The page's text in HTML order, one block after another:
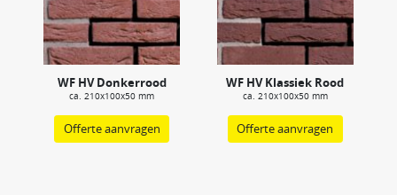
WF HV Donkerrood
ca. 210x100x50 mm
Offerte aanvragen
WF HV Klassiek Rood
ca. 210x100x50 mm
Offerte aanvragen